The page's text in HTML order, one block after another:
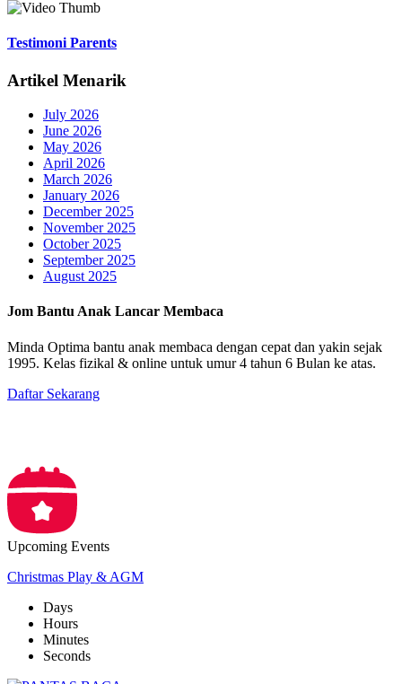
Testimoni Parents
Artikel Menarik
July 2026
June 2026
May 2026
April 2026
March 2026
January 2026
December 2025
November 2025
October 2025
September 2025
August 2025
Jom Bantu Anak Lancar Membaca
Minda Optima bantu anak membaca dengan cepat dan yakin sejak
1995. Kelas fizikal & online untuk umur 4 tahun 6 Bulan ke atas.
Daftar Sekarang
Upcoming Events
Christmas Play & AGM
Days
Hours
Minutes
Seconds